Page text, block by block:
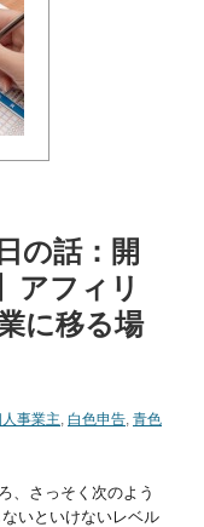
の話：開
アフィリ
に移る場
事業主, 白色申告, 青色
、さっそく次のよう
いといけないレベル